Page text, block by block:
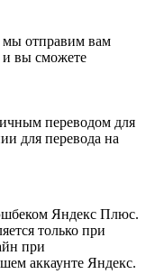
мы отправим вам
и вы сможете
переводом для
для перевода на
Яндекс Плюс.
только при
при
аккаунте Яндекс.